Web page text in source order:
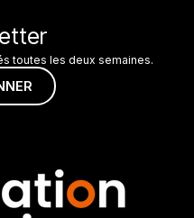
toutes les deux semaines.